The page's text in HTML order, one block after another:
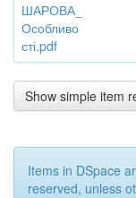
ШАРОВА_
Особливо
сті.pdf
Show simple item
Items in DSpace
reserved, unless